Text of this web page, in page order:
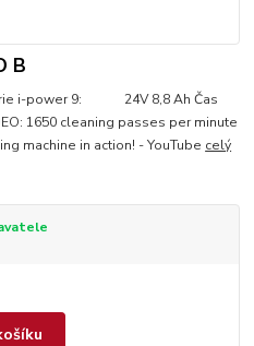
B
i-power 9: 24V 8,8 Ah Čas
1650 cleaning passes per minute
machine in action! - YouTube celý